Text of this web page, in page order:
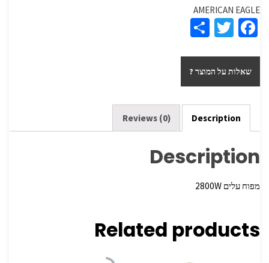
AMERICAN EAGLE
Fa
b
o
o
k
T
tt
er
ar
e
שאלות על המוצר ?
Description
Reviews (0)
Description
מפוח עלים 2800W
Related products